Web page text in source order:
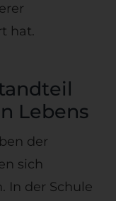
hat.
Lebens
der
sich
In der Schule